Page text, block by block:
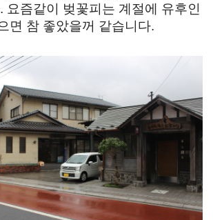
요즘같이 벚꽃피는 계절에 유후인
면 참 좋았을꺼 같습니다.